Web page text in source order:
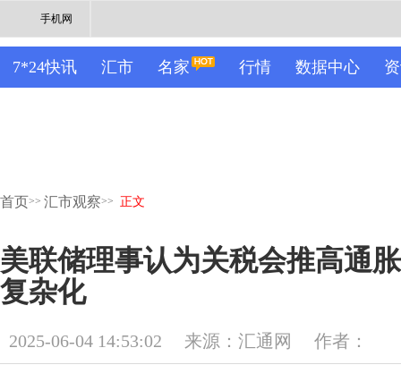
手机网
7*24快讯 汇市 名家 行情 数据中心
首页>> 汇市观察>> 正文
美联储理事认为关税会推高通
复杂化
2025-06-04 14:53:02 来源：汇通网 作者：